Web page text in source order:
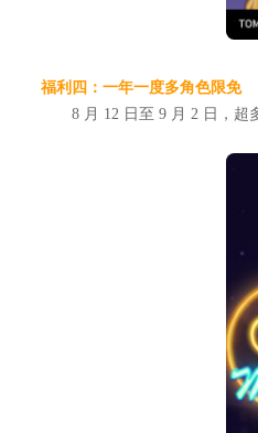
福利四：一年一度多角色限免
8 月 12 日至 9 月 2 日，超多